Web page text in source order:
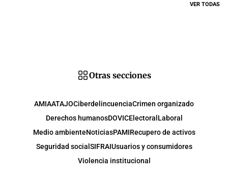
VER TODAS
Otras secciones
AMIAATAJOCiberdelincuenciaCrimen organizado
Derechos humanosDOVICElectoral Laboral
Medio ambienteNoticiasPAMIRecupero de activos
Seguridad social SIFRAIUsuarios y consumidores
Violencia institucional